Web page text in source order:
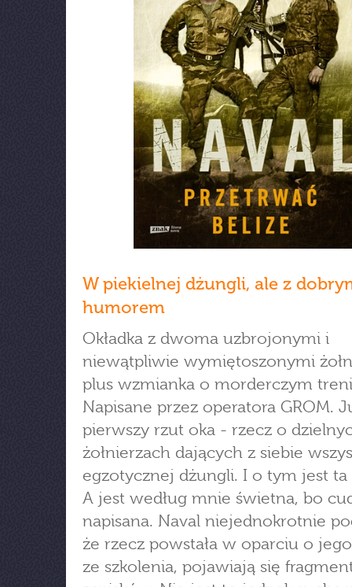
W piekielnej dżungli, ale z
humorem
Okładka z dwoma uzbrojonymi i
niewątpliwie wymiętoszonymi
plus wzmianka o morderczym
Napisane przez operatora GROM.
pierwszy rzut oka - rzecz o
żołnierzach dających z siebie
egzotycznej dżungli. I o tym jest ta
A jest według mnie świetna, bo
napisana. Naval niejednokrotnie
że rzecz powstała w oparciu o
ze szkolenia, pojawiają się